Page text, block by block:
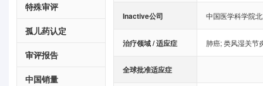
特殊审评
孤儿药认定
审评报告
中国销量
Inactive公司 中国医学科学院
治疗领域 / 适应症 肺癌;类风湿关节
全球批准适应症